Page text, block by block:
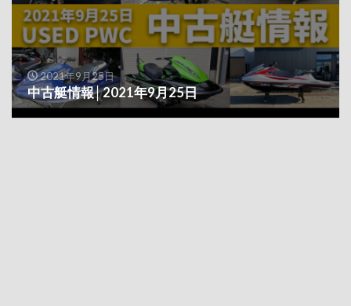
2021年9月25日
中古艇情報│2021年9月25日